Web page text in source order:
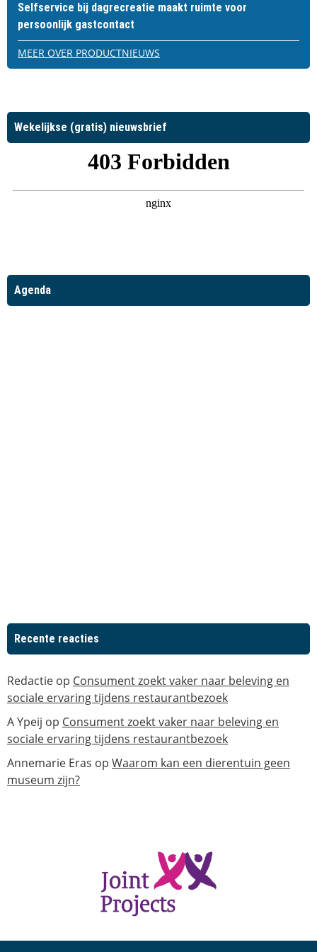
Selfservice bij dagrecreatie maakt ruimte voor
persoonlijk gastcontact
MEER OVER PRODUCTNIEUWS
Wekelijkse (gratis) nieuwsbrief
Agenda
Recente reacties
Redactie op Consument zoekt vaker naar beleving en
sociale ervaring tijdens restaurantbezoek
A Ypeij op Consument zoekt vaker naar beleving en
sociale ervaring tijdens restaurantbezoek
Annemarie Eras op Waarom kan een dierentuin geen
museum zijn?